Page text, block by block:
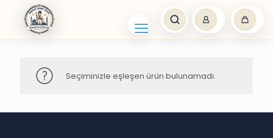
Seçiminizle eşleşen ürün bulunamadı.